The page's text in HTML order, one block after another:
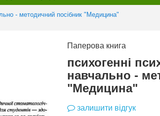
- методичний посібник "Медицина"
Previous
СУПЕРЗНИЖКА
Next
Паперова книга
психогенні
навчально -
"Медицина"
залишити відгук